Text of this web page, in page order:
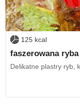
125 kcal
faszerowana
Delikatne plastry ryb,